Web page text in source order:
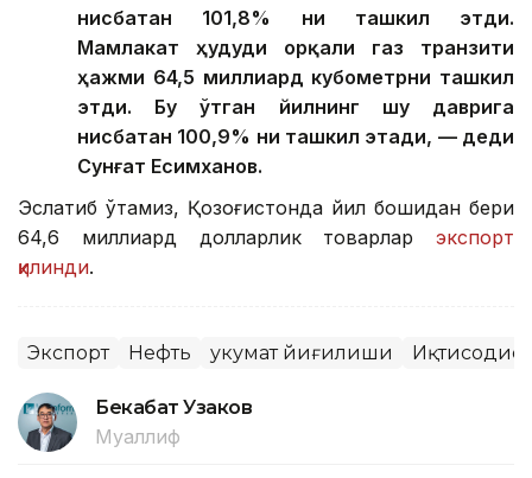
нисбатан 101,8% ни ташкил этди.
Мамлакат ҳудуди орқали газ транзити
ҳажми 64,5 миллиард кубометрни ташкил
этди. Бу ўтган йилнинг шу даврига
нисбатан 100,9% ни ташкил этади, — деди
Сунғат Есимханов.
Эслатиб ўтамиз, Қозоғистонда йил бошидан бери
64,6 миллиард долларлик товарлар экспорт
қилинди.
Экспорт Нефть Ҳукумат йиғилиши Иқтисодиёт
Бекабат Узаков
Муаллиф